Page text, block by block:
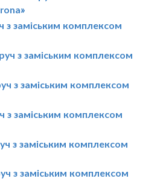
з заміським комплексом
з заміським комплексом
з заміським комплексом
з заміським комплексом
з заміським комплексом
з заміським комплексом